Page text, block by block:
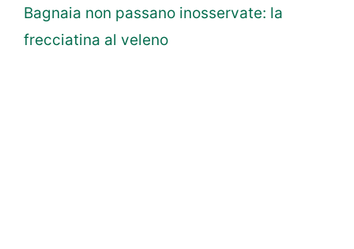
Bagnaia non passano inosservate: la
frecciatina al veleno